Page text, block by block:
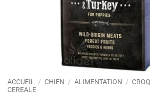
ACCUEIL / CHIEN / ALIMENTATION /
CEREALE